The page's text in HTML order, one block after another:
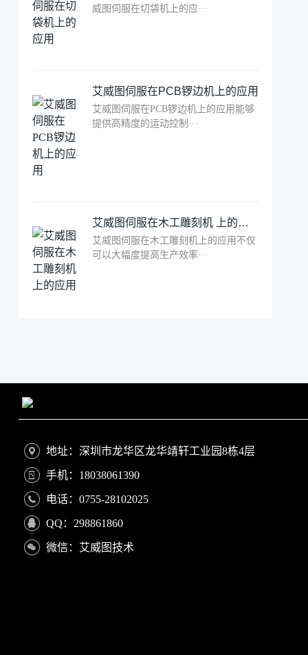
威图伺服在切袋机上的应···
艾威图伺服在PCB锣边机上的应用
艾威图伺服在PCB锣边机上的应用能够
提供高精度的运动控制···
艾威图伺服在木工雕刻机 上的应用
艾威图伺服在木工雕刻机上的应用不仅
可以大幅度提高生产效率···
地址：深圳市龙华区龙华靖轩工业园8栋4层
手机：18038061390
电话：0755-28102025
QQ：298861860
微信：艾威图技术